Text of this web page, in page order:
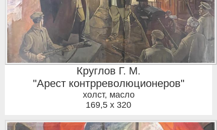
Круглов Г. М.
"Арест контрреволюционеров"
холст, масло
169,5 x 320